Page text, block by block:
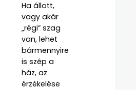
Ha állott,
vagy akár
„régi” szag
van, lehet
bármennyire
is szép a
ház, az
érzékelése